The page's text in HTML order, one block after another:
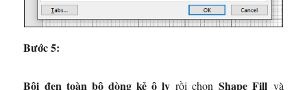
Bước 5:
Bôi đen toàn bộ dòng kẻ ô ly rồi chọn Shape Fill và